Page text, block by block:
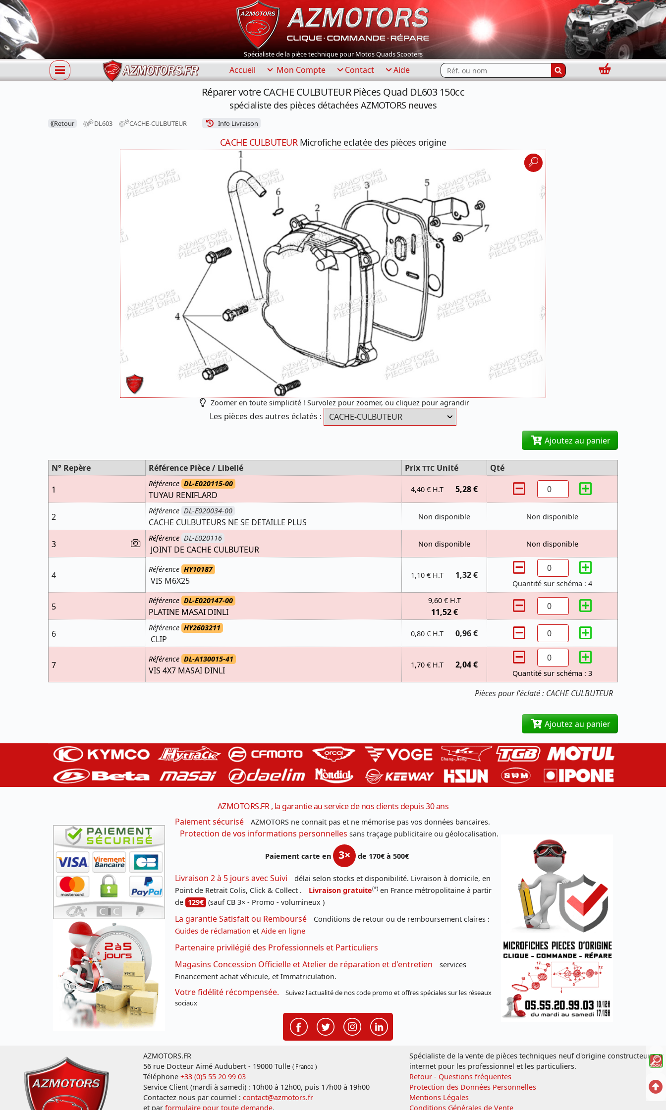
Spécialiste de la pièce technique pour Motos Quads Scooters
Accueil Mon Compte Contact Aide Rechercher...
Panier
Réparer votre CACHE CULBUTEUR Pièces Quad DL603 150cc
spécialiste des pièces détachées AZMOTORS neuves
⟪Retour DL603 CACHE-CULBUTEUR Info Livraison
CACHE CULBUTEURMicrofiche eclatée des pièces origine
Zoomer en toute simplicité ! Survolez pour zoomer, ou cliquez pour agrandir
Les pièces des autres éclatés :
Ajoutez au panier
Pièces pour l'éclaté : CACHE CULBUTEUR
N° Repère Référence Pièce / Libellé Prix TTC Unité
Qté
1
Référence DL-E020115-00
TUYAU RENIFLARD
4,40 € H.T 5,28 €
2
Référence DL-E020034-00
CACHE CULBUTEURS NE SE DETAILLE PLUS
Non disponible Non disponible
3
Référence DL-E020116
JOINT DE CACHE CULBUTEUR
Non disponible Non disponible
4
Référence HY10187
VIS M6X25
1,10 € H.T 1,32 €
Quantité sur schéma : 4
5
Référence DL-E020147-00
PLATINE MASAI DINLI
9,60 € H.T
11,52 €
6
Référence HY2603211
CLIP
0,80 € H.T 0,96 €
7
Référence DL-A130015-41
VIS 4X7 MASAI DINLI
1,70 € H.T 2,04 €
Quantité sur schéma : 3
Ajoutez au panier
AZMOTORS.FR , la garantie au service de nos clients depuis 30 ans
Paiement sécurisé
AZMOTORS ne connait pas et ne mémorise pas vos données bancaires.
Protection de vos informations personnelles sans traçage publicitaire ou géolocalisation.
Paiement carte en 3× de 170€ à 500€
Livraison 2 à 5 jours avec Suivi
délai selon stocks et disponibilité. Livraison à domicile, en
Point de Retrait Colis, Click & Collect .
Livraison gratuite(*) en France métropolitaine à partir
de 129€ (sauf CB 3× - Promo - volumineux )
La garantie Satisfait ou Remboursé
Conditions de retour ou de remboursement claires :
Guides de réclamation et Aide en ligne
Partenaire privilégié des Professionnels et Particuliers
Magasins Concession Officielle et Atelier de réparation et d'entretien
services
Financement achat véhicule, et Immatriculation.
Votre fidélité récompensée.
Suivez l'actualité de nos code promo et offres spéciales sur les réseaux
sociaux
AZMOTORS.FR
56 rue Docteur Aimé Audubert - 19000 Tulle ( France )
Téléphone +33 (0)5 55 20 99 03
Service Client (mardi à samedi) : 10h00 à 12h00, puis 17h00 à 19h00
Contactez nous par courriel : contact@azmotors.fr
et par formulaire pour toute demande.
Spécialiste de la vente de pièces techniques neuf d'origine constructeur sur
internet pour les professionnel et les particuliers.
Retour - Questions fréquentes
Protection des Données Personnelles
Mentions Légales
Conditions Générales de Vente
la